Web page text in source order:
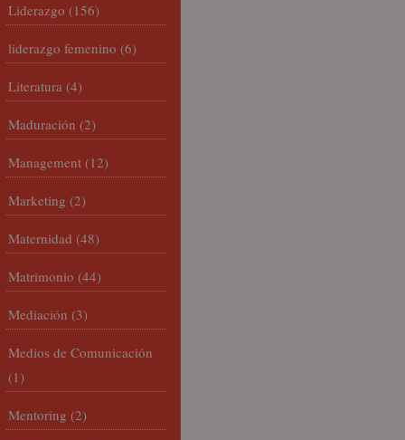
Liderazgo (156)
liderazgo femenino (6)
Literatura (4)
Maduración (2)
Management (12)
Marketing (2)
Maternidad (48)
Matrimonio (44)
Mediación (3)
Medios de Comunicación
(1)
Mentoring (2)